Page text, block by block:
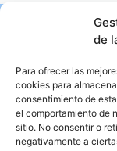
de
Para ofrecer las
cookies para
consentimiento de
el comportamiento de
sitio. No consentir o
negativamente a